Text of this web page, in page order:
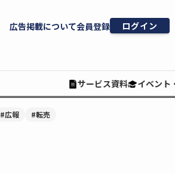
広告掲載について会員登録 ログイン
サービス資料 イベント
#広報 #転売